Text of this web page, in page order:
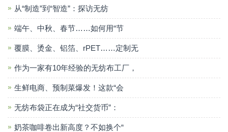
从“制造”到“智造”：探访无纺
端午、中秋、春节……如何用“节
覆膜、烫金、铝箔、rPET……定制无
作为一家有10年经验的无纺布工厂，
生鲜电商、预制菜爆发！这款“会
无纺布袋正在成为“社交货币”：
奶茶咖啡卷出新高度？不如换个“